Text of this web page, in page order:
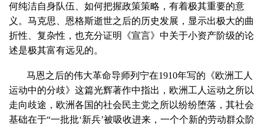
何纯洁自身队伍、如何把握政策策略，有着极其重要的意
义。马克思、恩格斯逝世之后的历史发展，显示出极大的曲
折性、复杂性，也充分证明《宣言》中关于小资产阶级的论
述是极其富有远见的。
马恩之后的伟大革命导师列宁在1910年写的《欧洲工人
运动中的分歧》这篇光辉著作中指出，欧洲工人运动之所以
走向歧途，欧洲各国的社会民主党之所以纷纷堕落，其社会
基础在于“一批批‘新兵’被吸收进来，一个个新的劳动群众阶